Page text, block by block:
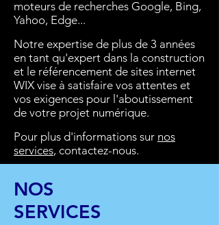
moteurs de recherches Google, Bing,
Yahoo, Edge...
Notre expertise de plus de 3 années
en tant qu'expert dans la construction
et le référencement de sites internet
WIX vise à satisfaire vos attentes et
vos exigences pour l'aboutissement
de votre projet numérique.
Pour plus d'informations sur nos
services, contactez-nous.
NOS
SERVICES